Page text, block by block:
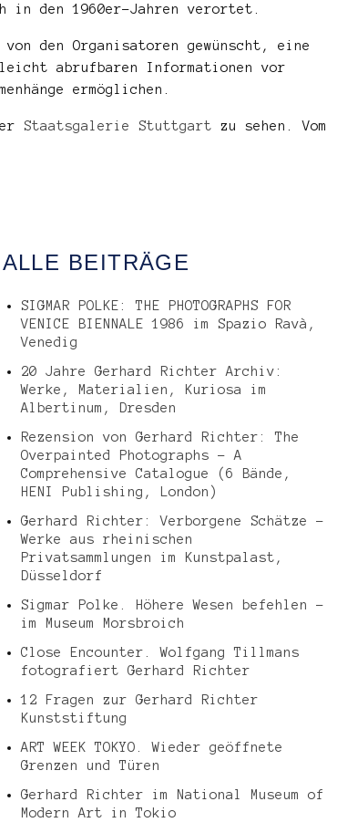
in den 1960er-Jahren verortet.
den Organisatoren gewünscht, eine
abrufbaren Informationen vor
ermöglichen.
Staatsgalerie Stuttgart zu sehen. Vom
ALLE BEITRÄGE
SIGMAR POLKE: THE PHOTOGRAPHS FOR
VENICE BIENNALE 1986 im Spazio Ravà,
Venedig
20 Jahre Gerhard Richter Archiv:
Werke, Materialien, Kuriosa im
Albertinum, Dresden
Rezension von Gerhard Richter: The
Overpainted Photographs – A
Comprehensive Catalogue (6 Bände,
HENI Publishing, London)
Gerhard Richter: Verborgene Schätze –
Werke aus rheinischen
Privatsammlungen im Kunstpalast,
Düsseldorf
Sigmar Polke. Höhere Wesen befehlen –
im Museum Morsbroich
Close Encounter. Wolfgang Tillmans
fotografiert Gerhard Richter
12 Fragen zur Gerhard Richter
Kunststiftung
ART WEEK TOKYO. Wieder geöffnete
Grenzen und Türen
Gerhard Richter im National Museum of
Modern Art in Tokio